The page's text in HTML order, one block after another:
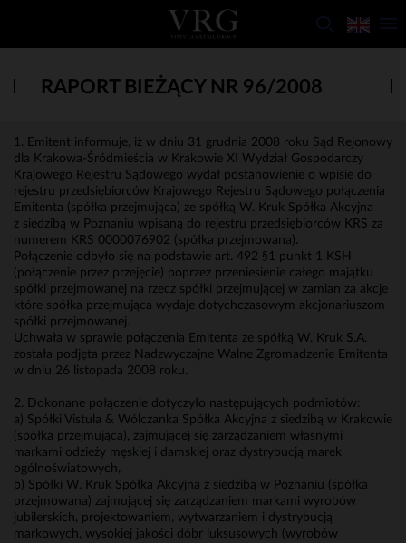
RAPORT BIEŻĄCY NR 96/2008
1. Emitent informuje, iż w dniu 31 grudnia 2008 roku Sąd Rejonowy
dla Krakowa-Śródmieścia w Krakowie XI Wydział Gospodarczy
Krajowego Rejestru Sądowego wydał postanowienie o wpisie do
rejestru przedsiębiorców Krajowego Rejestru Sądowego połączenia
Emitenta (spółka przejmująca) ze spółką W. Kruk Spółka Akcyjna
z siedzibą w Poznaniu wpisaną do rejestru przedsiębiorców KRS za
numerem KRS 0000076902 (spółka przejmowana).
Połączenie odbyło się na podstawie art. 492 §1 punkt 1 KSH
(połączenie przez przejęcie) poprzez przeniesienie całego majątku
spółki przejmowanej na rzecz spółki przejmującej w zamian za akcje
które spółka przejmująca wydaje dotychczasowym akcjonariuszom
spółki przejmowanej.
Uchwała w sprawie połączenia Emitenta ze spółką W. Kruk S.A.
została podjęta przez Nadzwyczajne Walne Zgromadzenie Emitenta
w dniu 26 listopada 2008 roku.
2. Dokonane połączenie dotyczyło następujących podmiotów:
a) Spółki Vistula & Wólczanka Spółka Akcyjna z siedzibą w Krakowie
(spółka przejmująca), zajmującej się zarządzaniem własnymi
markami odzieży męskiej i damskiej oraz dystrybucją marek
ogólnoświatowych,
b) Spółki W. Kruk Spółka Akcyjna z siedzibą w Poznaniu (spółka
przejmowana) zajmującej się zarządzaniem markami wyrobów
jubilerskich, projektowaniem, wytwarzaniem i dystrybucją
markowych, wysokiej jakości dóbr luksusowych (wyrobów